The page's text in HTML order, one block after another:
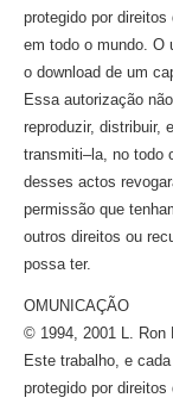
protegido por direitos
em todo o mundo. O
o download de um
Essa autorização
reproduzir, distribuir,
transmiti–la, no todo
desses actos
permissão que
outros direitos ou
possa ter.
OMUNICAÇÃO
© 1994, 2001 L. Ron
Este trabalho, e
protegido por direitos